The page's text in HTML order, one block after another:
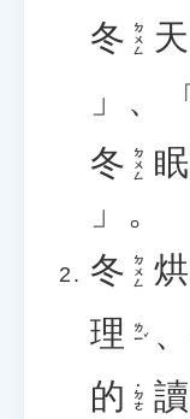
冬 ㄉㄨㄥ 天
」、「
冬 ㄉㄨㄥ 眠
」。
冬 ㄉㄨㄥ 烘
理 ㄌㄧˇ 、
的 ˙ㄉㄜ 讀